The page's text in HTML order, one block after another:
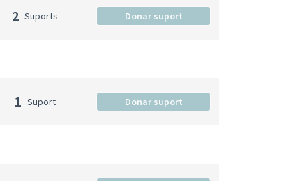
2 Suports Donar suport
1 Suport Donar suport